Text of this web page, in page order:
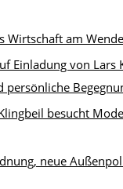
Wirtschaft am
Einladung von Lars
persönliche
besucht
neue